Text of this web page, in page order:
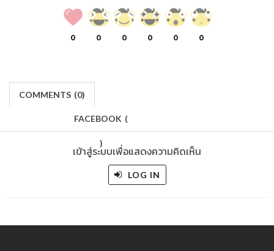
0 0 0 0 0 0
COMMENTS (0)
FACEBOOK (
)
เข้าสู่ระบบเพื่อแสดงความคิดเห็น
LOG IN